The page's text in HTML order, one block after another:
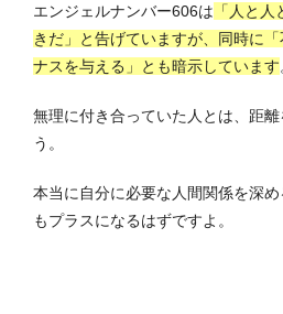
エンジェルナンバー606は 「人と
きだ」と告げていますが、同時に
ナスを与える」とも暗示しています
無理に付き合っていた人とは、距
う。
本当に自分に必要な人間関係を深
もプラスになるはずですよ。